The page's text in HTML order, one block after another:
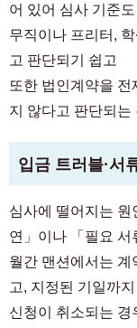
어 있어 심사 기준
무직이나 프리터,
고 판단되기 쉽고
또한 법인계약을
지 않다고 판단되는
입금 트러블·서
심사에 떨어지는 원
연」이나 「필요 서
월간 맨션에서는
고, 지정된 기일까
신청이 취소되는 경